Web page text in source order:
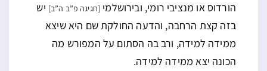
הורדוס או מנציבי רומי, ובירושלמי [חגיגה פ”ב ה”ב] יש
בזה קצת הרחבה, והדעה החולקת שם היא שיצא
ממידה למידה, ורב בה הסתום על המפורש מה
הכונה יצא ממידה למידה.